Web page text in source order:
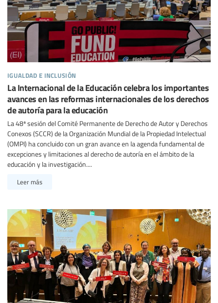
igualdad e inclusión
La Internacional de la Educación celebra los importantes
avances en las reformas internacionales de los derechos
de autoría para la educación
La 48ª sesión del Comité Permanente de Derecho de Autor y Derechos
Conexos (SCCR) de la Organización Mundial de la Propiedad Intelectual
(OMPI) ha concluido con un gran avance en la agenda fundamental de
excepciones y limitaciones al derecho de autoría en el ámbito de la
educación y la investigación....
Leer más